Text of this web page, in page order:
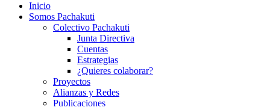
Inicio
Somos Pachakuti
Colectivo Pachakuti
Junta Directiva
Cuentas
Estrategias
¿Quieres colaborar?
Proyectos
Alianzas y Redes
Publicaciones